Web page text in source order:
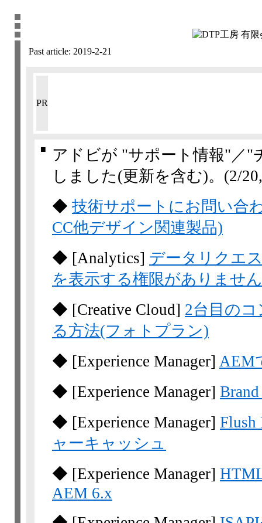
Past article: 2019-2-21
PR
■
アドビが "サポート情報"／"
しました(更新を含む)。 (2/
◆ 技術サポートにお問い合
CC他デザイン関連製品)
◆ [Analytics] データリクエ
を表示する権限がありません
◆ [Creative Cloud] 2台目の
る方法(フォトプラン)
◆ [Experience Manager] AEM
◆ [Experience Manager]
◆ [Experience Manager]
ャーキャッシュ
◆ [Experience Manager]
AEM 6.x